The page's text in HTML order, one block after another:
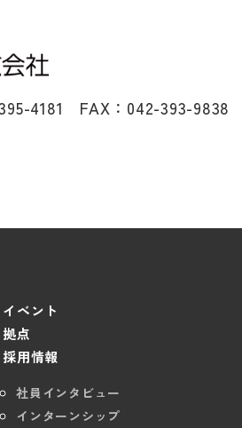
4181 FAX：042-393-9838
イベント
拠点
採用情報
社員インタビュー
インターンシップ